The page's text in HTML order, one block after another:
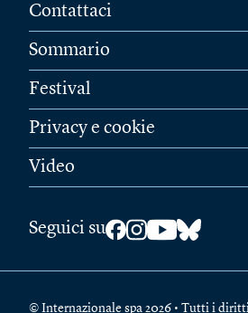
Contattaci
Sommario
Festival
Privacy e cookie
Video
Seguici su
© Internazionale spa 2026 • Tutti i